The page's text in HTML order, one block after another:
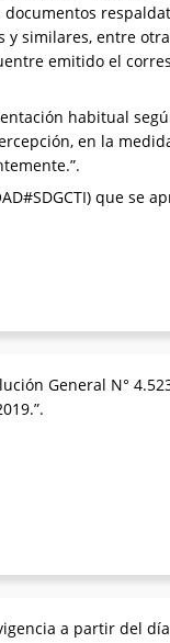
similares, entre
emitido el
habitual
en la
que
General N°
a partir del